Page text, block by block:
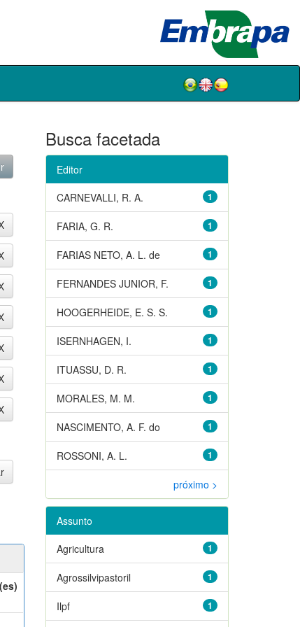
Busca facetada
Editor
1
CARNEVALLI, R. A.
1
FARIA, G. R.
1
FARIAS NETO, A. L. de
1
FERNANDES JUNIOR, F.
1
HOOGERHEIDE, E. S. S.
1
ISERNHAGEN, I.
1
ITUASSU, D. R.
1
MORALES, M. M.
1
NASCIMENTO, A. F. do
1
ROSSONI, A. L.
próximo >
Assunto
1
Agricultura
1
Agrossilvipastoril
1
Ilpf